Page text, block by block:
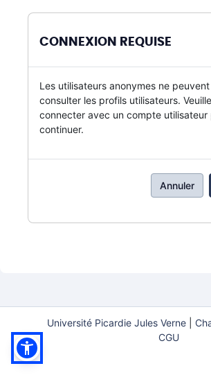
CONNEXION REQUISE
Les utilisateurs anonymes ne
consulter les profils utilisateurs.
connecter avec un compte utilisateur
continuer.
Annuler
Université Picardie Jules Verne|
CGU